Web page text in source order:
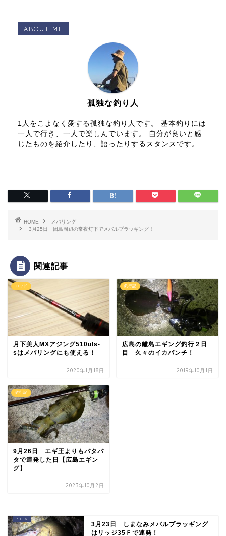
ABOUT ME
孤独な釣り人
1人をこよなく愛する孤独な釣り人です。 基本釣りには
一人で行き、一人で楽しんでいます。 自分が良いと感
じたものを紹介したり、語ったりするスタンスです。
HOME
メバリング
3月25日 因島周辺の常夜灯下でメバルプラッギング！
関連記事
ロッド
月下美人MXアジング510uls-
sはメバリングにも使える！
2020年1月18日
釣行記
広島の離島エギング釣行２日
目 久々のイカパンチ！
2019年10月1日
釣行記
9月26日 エギ王よりもパタパ
タで連発した日【広島エギン
グ】
2023年10月2日
3月23日 しまなみメバルプラッギング
はリッジ35Ｆで連発！